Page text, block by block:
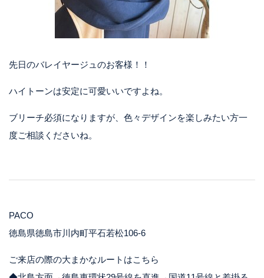
先日のバレイヤージュのお客様！！
ハイトーンは安定に可愛いいですよね。
ブリーチ必須になりますが、色々デザインを楽しみたい方一
度ご相談くださいね。
PACO
徳島県徳島市川内町平石若松106-6
ご来店の際の大まかなルートはこちら